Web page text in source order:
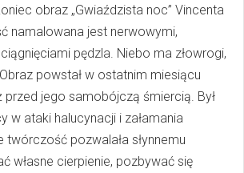
obraz „Gwiaździsta noc” Vincenta
namalowana jest nerwowymi,
pędzla. Niebo ma złowrogi,
powstał w ostatnim miesiącu
przed jego samobójczą śmiercią. Był
w ataki halucynacji i załamania
twórczość pozwalała słynnemu
własne cierpienie, pozbywać się